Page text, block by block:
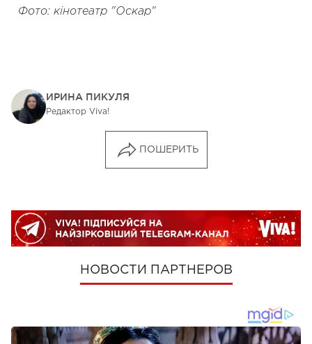
Фото: кінотеатр "Оскар"
ИРИНА ПИКУЛЯ
Редактор Viva!
ПОШЕРИТЬ
НОВОСТИ ПАРТНЕРОВ